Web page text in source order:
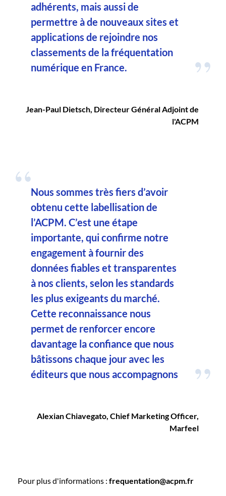
adhérents, mais aussi de
permettre à de nouveaux sites et
applications de rejoindre nos
classements de la fréquentation
numérique en France.
Jean-Paul Dietsch, Directeur Général Adjoint de
l'ACPM
Nous sommes très fiers d’avoir
obtenu cette labellisation de
l’ACPM. C’est une étape
importante, qui confirme notre
engagement à fournir des
données fiables et transparentes
à nos clients, selon les standards
les plus exigeants du marché.
Cette reconnaissance nous
permet de renforcer encore
davantage la confiance que nous
bâtissons chaque jour avec les
éditeurs que nous accompagnons
Alexian Chiavegato, Chief Marketing Officer,
Marfeel
Pour plus d'informations : frequentation@acpm.fr